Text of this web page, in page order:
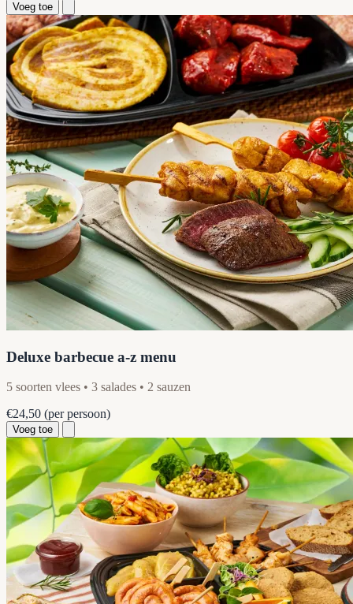
Voeg toe
Deluxe barbecue a-z menu
5 soorten vlees • 3 salades • 2 sauzen
€24,50 (per persoon)
Voeg toe